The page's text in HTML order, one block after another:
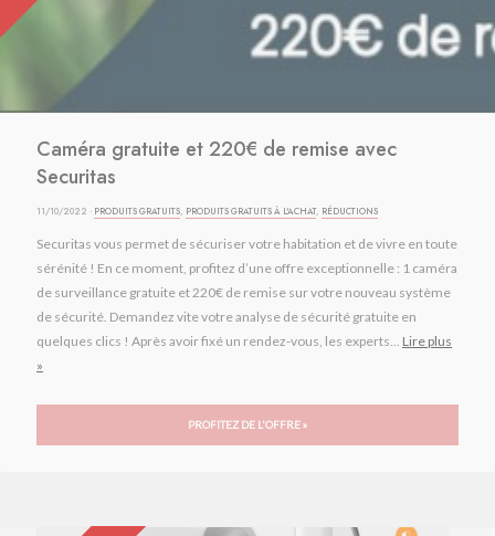
Caméra gratuite et 220€ de remise avec
Securitas
11/10/2022 · PRODUITS GRATUITS, PRODUITS GRATUITS À L'ACHAT, RÉDUCTIONS
Securitas vous permet de sécuriser votre habitation et de vivre en toute
sérénité ! En ce moment, profitez d’une offre exceptionnelle : 1 caméra
de surveillance gratuite et 220€ de remise sur votre nouveau système
de sécurité. Demandez vite votre analyse de sécurité gratuite en
quelques clics ! Après avoir fixé un rendez-vous, les experts... Lire plus
»
PROFITEZ DE L'OFFRE »